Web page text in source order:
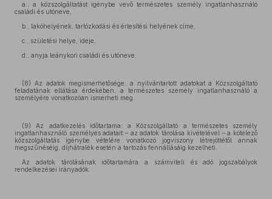
a., a közszolgáltatást igénybe vevő természetes személy ingatlanhasználó
családi és utóneve,
b., lakóhelyének, tartózkodási és értesítési helyének címe,
c., születési helye, ideje,
d., anyja leánykori családi és utóneve.
(8) Az adatok megismerhetősége: a nyilvántartott adatokat a Közszolgáltató
feladatának ellátása érdekében, a természetes személy ingatlanhasználó a
személyére vonatkozóan ismerheti meg.
(9) Az adatkezelés időtartama: a Közszolgáltató a természetes személy
ingatlanhasználó személyes adatait – az adatok tárolása kivételével – a kötelező
közszolgáltatás igénybe vételére vonatkozó jogviszony létrejöttétől annak
megszűnéséig, díjhátralék esetén a tartozás fennállásáig kezelheti.
Az adatok tárolásának időtartamára a számviteli és adó jogszabályok
rendelkezései irányadók.